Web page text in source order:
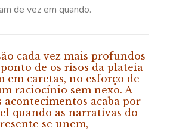
de vez em quando.
cada vez mais profundos
de os risos da plateia
em caretas, no esforço de
raciocínio sem nexo. A
acontecimentos acaba por
quando as narrativas do
se unem,